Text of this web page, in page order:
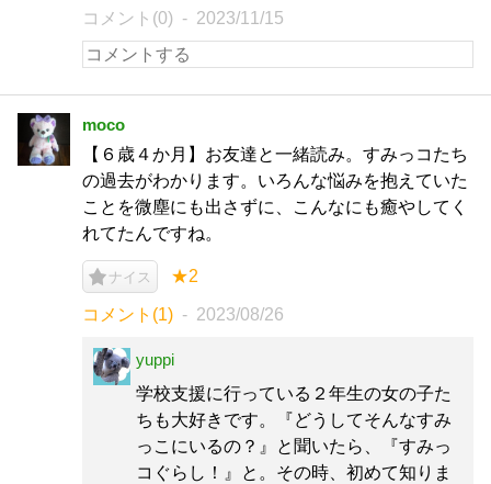
コメント(0) 2023/11/15
moco
【６歳４か月】お友達と一緒読み。すみっコたち
の過去がわかります。いろんな悩みを抱えていた
ことを微塵にも出さずに、こんなにも癒やしてく
れてたんですね。
ナイス ★2
コメント(1) 2023/08/26
yuppi
学校支援に行っている２年生の女の子た
ちも大好きです。『どうしてそんなすみ
っこにいるの？』と聞いたら、『すみっ
コぐらし！』と。その時、初めて知りま